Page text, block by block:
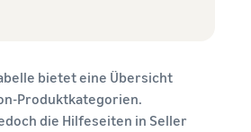
bietet eine Übersicht
Produktkategorien.
die Hilfeseiten in Seller